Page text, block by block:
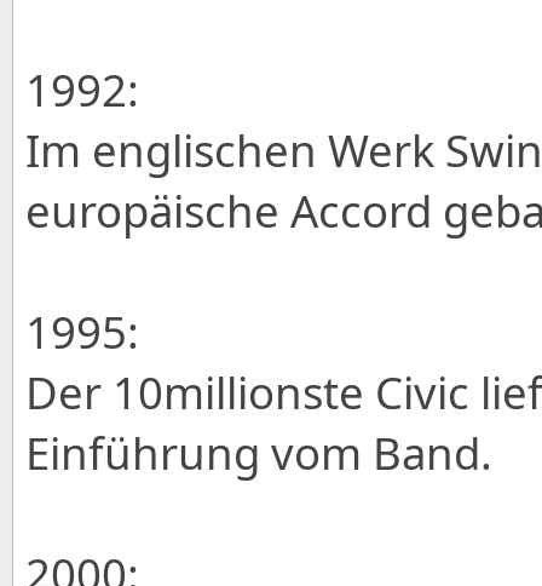
1992:
Im englischen Werk
europäische Accord
1995:
Der 10millionste Civic
Einführung vom Band.
2000: